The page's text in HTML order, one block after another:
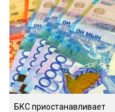
БКС приостанавливает